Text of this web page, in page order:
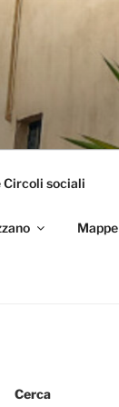
Circoli sociali
Mappe
Cerca